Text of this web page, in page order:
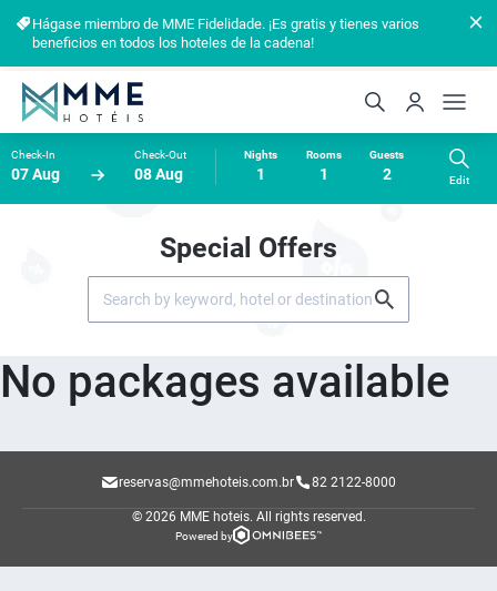
Hágase miembro de MME Fidelidade. ¡Es gratis y tienes varios
beneficios en todos los hoteles de la cadena!
Check-In
07 Aug
Check-Out
08 Aug
Nights
1
Rooms
1
Guests
2 Edit
Special Offers
No packages available
reservas@mmehoteis.com.br 82 2122-8000
© 2026 MME hoteis. All rights reserved.
Powered by